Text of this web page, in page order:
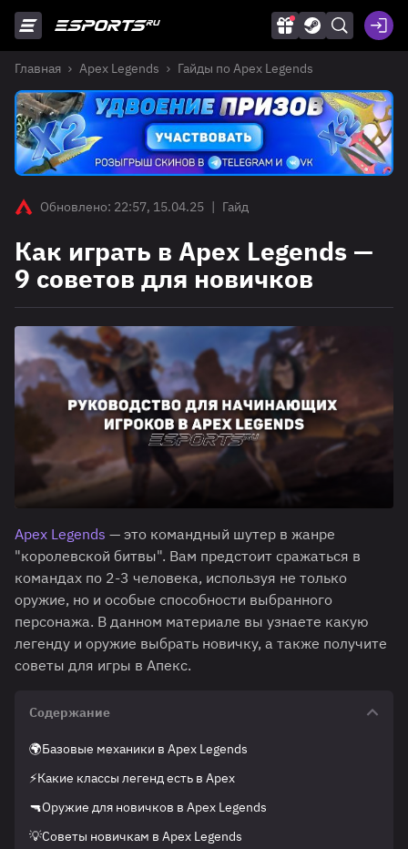
Главная Apex Legends Гайды по Apex Legends
Обновлено: 22:57, 15.04.25 | Гайд
Как играть в Apex Legends —
9 советов для новичков
Apex Legends — это командный шутер в жанре
"королевской битвы". Вам предстоит сражаться в
командах по 2-3 человека, используя не только
оружие, но и особые способности выбранного
персонажа. В данном материале вы узнаете какую
легенду и оружие выбрать новичку, а также получите
советы для игры в Апекс.
Содержание
🌍Базовые механики в Apex Legends
⚡Какие классы легенд есть в Apex
🔫Оружие для новичков в Apex Legends
💡Советы новичкам в Apex Legends